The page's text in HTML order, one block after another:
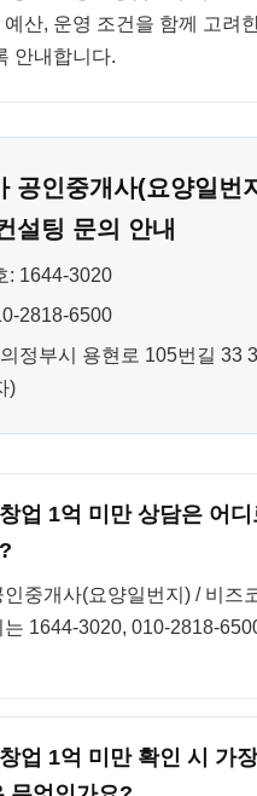
예산, 운영 조건을 함께 고려
안내합니다.
공인중개사(요양일번
설팅 문의 안내
: 1644-3020
2818-6500
정부시 용현로 105번길 33
)
업 1억 미만 상담은 어디
중개사(요양일번지) / 비즈
1644-3020, 010-2818-
업 1억 미만 확인 시 가